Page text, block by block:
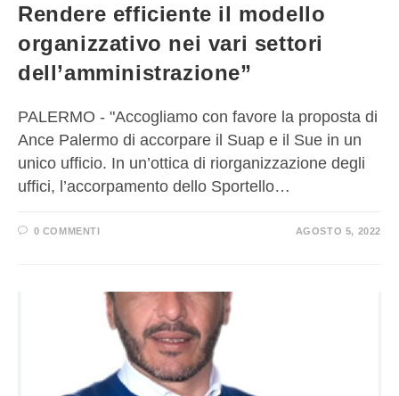
Rendere efficiente il modello
organizzativo nei vari settori
dell’amministrazione”
PALERMO - "Accogliamo con favore la proposta di
Ance Palermo di accorpare il Suap e il Sue in un
unico ufficio. In un’ottica di riorganizzazione degli
uffici, l’accorpamento dello Sportello…
0 COMMENTI AGOSTO 5, 2022